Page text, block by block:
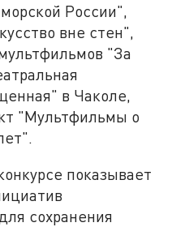
России",
вне стен",
"За
в Чаколе,
"Мультфильмы о
показывает
сохранения